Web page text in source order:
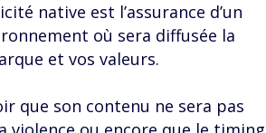
native est l’assurance d’un
où sera diffusée la
et vos valeurs.
que son contenu ne sera pas